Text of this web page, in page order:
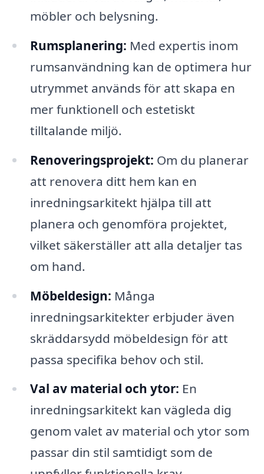
möbler och belysning.
Rumsplanering: Med expertis inom
rumsanvändning kan de optimera hur
utrymmet används för att skapa en
mer funktionell och estetiskt
tilltalande miljö.
Renoveringsprojekt: Om du planerar
att renovera ditt hem kan en
inredningsarkitekt hjälpa till att
planera och genomföra projektet,
vilket säkerställer att alla detaljer tas
om hand.
Möbeldesign: Många
inredningsarkitekter erbjuder även
skräddarsydd möbeldesign för att
passa specifika behov och stil.
Val av material och ytor: En
inredningsarkitekt kan vägleda dig
genom valet av material och ytor som
passar din stil samtidigt som de